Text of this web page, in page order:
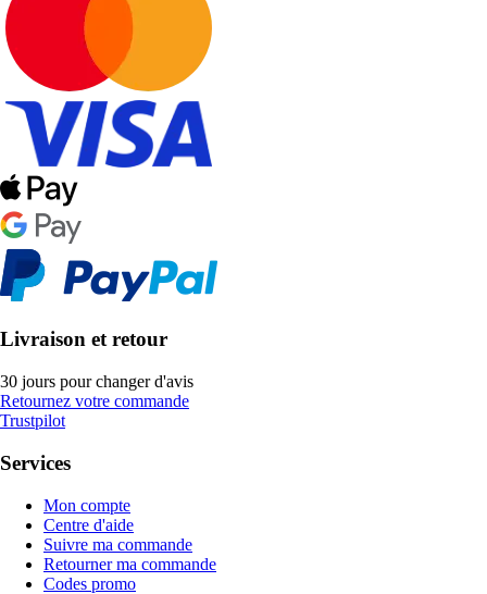
Livraison et retour
30 jours pour changer d'avis
Retournez votre commande
Trustpilot
Services
Mon compte
Centre d'aide
Suivre ma commande
Retourner ma commande
Codes promo